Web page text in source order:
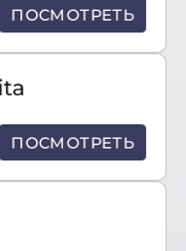
ПОСМОТРЕТЬ
ПОСМОТРЕТЬ